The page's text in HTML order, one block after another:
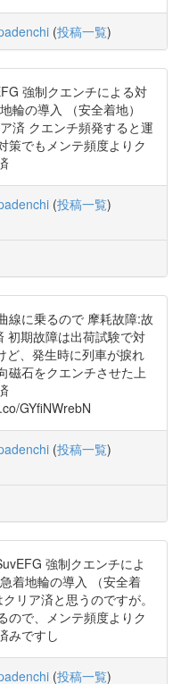
(投稿一覧)
強制クエンチによる対
輪の導入 （安全着地）
済 クエンチ頻発すると運
策でもメンテ頻度よりク
(投稿一覧)
線に乗るので 摩耗故障:故
初期故障は出荷試験で対
ど、発生時に列車が捩れ
磁石をクエンチさせた上
GYfiNWrebN
(投稿一覧)
強制クエンチによ
着地輪の導入 （安全着
リア済と思うのですが。
ので、メンテ頻度よりク
みですし
(投稿一覧)